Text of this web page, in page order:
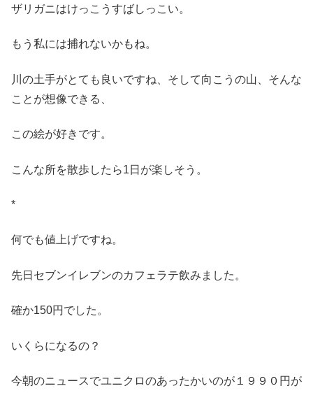
ザリガニはけっこうすばしっこい。
もう私には捕れないかもね。
川の土手がとても良いですね、そして向こうの山、そんな
ことが想像できる、
この絵が好きです。
こんな所を散歩したら1日が楽しそう。
*
何でも値上げですね。
先日セブンイレブンのカフェラテ飲みました。
確か150円でした。
いくらになるの？
今朝のニュースでユニクロのあったかいのが１９９０円が